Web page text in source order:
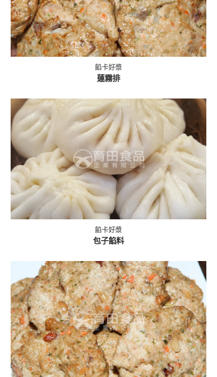
餡卡好漿
蓮霧排
餡卡好漿
包子餡料